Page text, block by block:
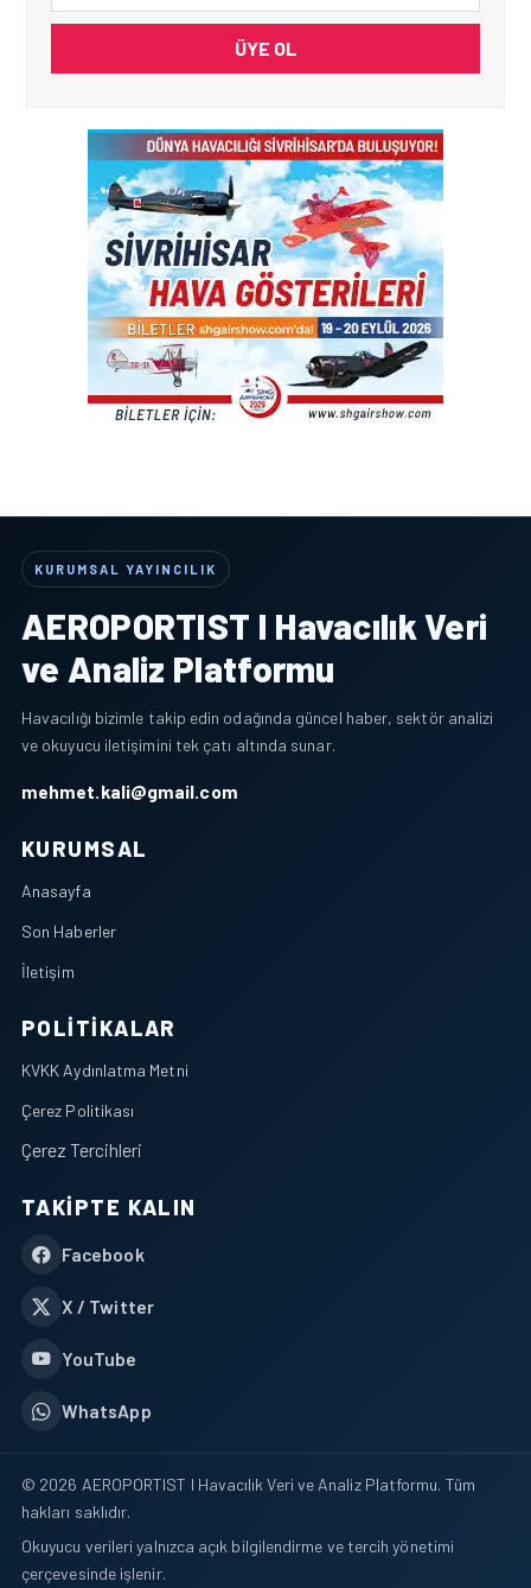
ÜYE OL
KURUMSAL YAYINCILIK
AEROPORTIST I Havacılık Veri
ve Analiz Platformu
Havacılığı bizimle takip edin odağında güncel haber, sektör analizi
ve okuyucu iletişimini tek çatı altında sunar.
mehmet.kali@gmail.com
KURUMSAL
Anasayfa
Son Haberler
İletişim
POLITIKALAR
KVKK Aydınlatma Metni
Çerez Politikası
Çerez Tercihleri
TAKIPTE KALIN
Facebook
X / Twitter
YouTube
WhatsApp
© 2026 AEROPORTIST I Havacılık Veri ve Analiz Platformu. Tüm
hakları saklıdır.
Okuyucu verileri yalnızca açık bilgilendirme ve tercih yönetimi
çerçevesinde işlenir.